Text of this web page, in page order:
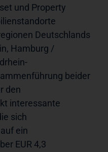
und Property
Deutschlands
Hamburg /
beider
den
interessante
sich
ein
EUR 4,3